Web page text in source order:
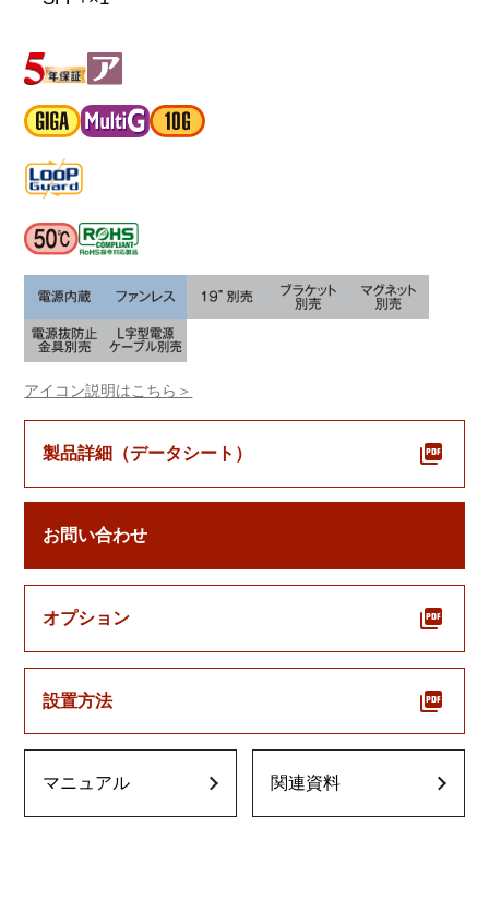
アイコン説明はこちら＞
製品詳細（データシート）
お問い合わせ
オプション
設置方法
マニュアル 関連資料